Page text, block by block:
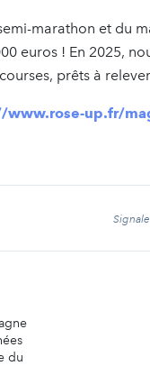
marathon et du
euros ! En 2025,
prêts à
www.rose-up.fr/
du